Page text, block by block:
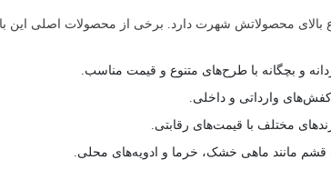
بالای محصولاتش شهرت دارد. برخی از محصولات اصلی این
و بچگانه با طرح‌های متنوع و قیمت مناسب.
کفش‌های وارداتی و داخلی.
مختلف با قیمت‌های رقابتی.
مانند ماهی خشک، خرما و ادویه‌های محلی.